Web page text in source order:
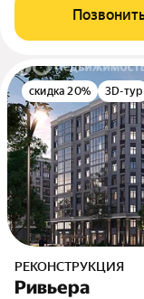
скидка 20% 3D-тур
РЕКОНСТРУКЦИЯ
Ривьера